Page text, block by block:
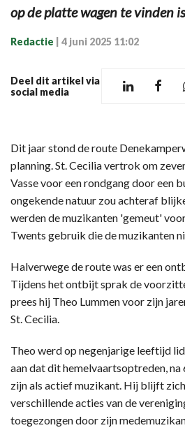
op de platte wagen te vinden
Redactie 4 juni 2025 11:02
Deel dit artikel via
social media
Dit jaar stond de route
planning. St. Cecilia vertrok om
Vasse voor een rondgang door een
ongekende natuur zou achteraf
werden de muzikanten 'gemeut'
Twents gebruik die de muzikanten
Halverwege de route was er een
Tijdens het ontbijt sprak de
prees hij Theo Lummen voor zijn
St. Cecilia.
Theo werd op negenjarige leeftijd
aan dat dit hemelvaartsoptreden, na
zijn als actief muzikant. Hij blijft
verschillende acties van de
toegezongen door zijn